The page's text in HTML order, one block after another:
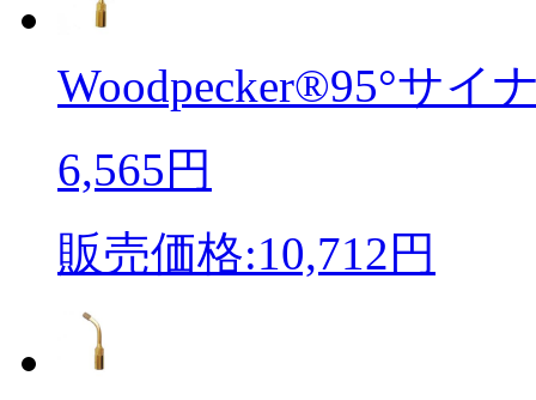
Woodpecker®95°サイ
6,565円
販売価格:10,712円